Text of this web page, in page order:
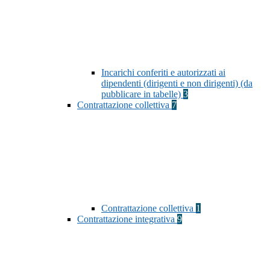
Incarichi conferiti e autorizzati ai
dipendenti (dirigenti e non dirigenti) (da
pubblicare in tabelle) 3
Contrattazione collettiva 7
Contrattazione collettiva 1
Contrattazione integrativa 9